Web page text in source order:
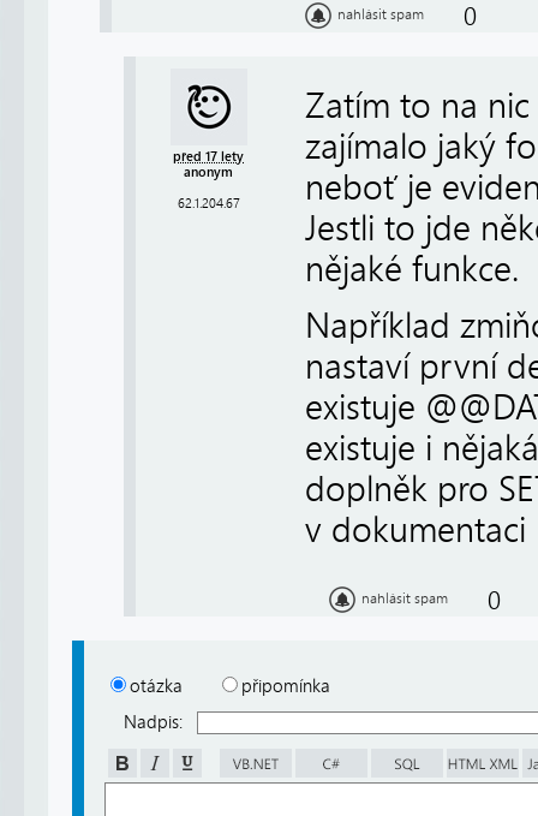
nahlásit spam 0
před 17 lety
anonym
62.1.204.67
Zatím to na
zajímalo jaký
neboť je
Jestli to jde
nějaké funkce.
Například
nastaví první
existuje
existuje i
doplněk pro
v dokumentaci
nahlásit spam 0
otázka
připomínka
Nadpis: